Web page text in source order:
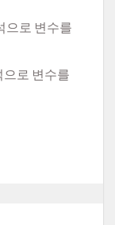
으로 변수를
으로 변수를